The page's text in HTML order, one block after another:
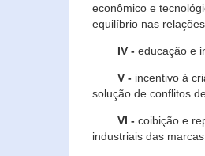
econômico e
equilíbrio nas
IV - educação e
V - incentivo à
solução de conflitos
VI - coibição e
industriais das